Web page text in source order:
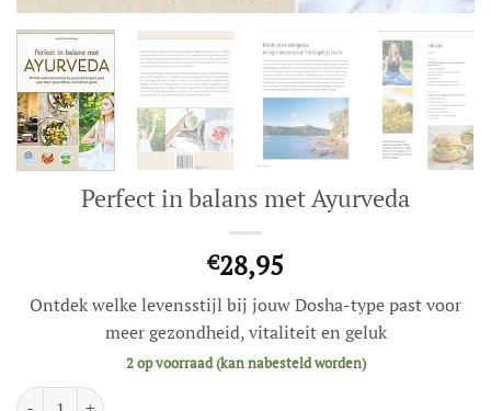
Perfect in balans met Ayurveda
€28,95
Ontdek welke levensstijl bij jouw Dosha-type past voor
meer gezondheid, vitaliteit en geluk
2 op voorraad (kan nabesteld worden)
Perfect in balans met Ayurveda aantal